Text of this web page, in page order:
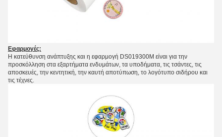
Εφαρμογές:
Η κατεύθυνση ανάπτυξης και η εφαρμογή DS019300M είναι για την
προσκόλληση στα εξαρτήματα ενδυμάτων, τα υποδήματα, τις τσάντες, τις
αποσκευές, την κεντητική, την καυτή αποτύπωση, το λογότυπο σιδήρου και
τις τέχνες.